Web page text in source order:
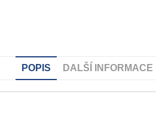
POPIS DALŠÍ INFORMACE